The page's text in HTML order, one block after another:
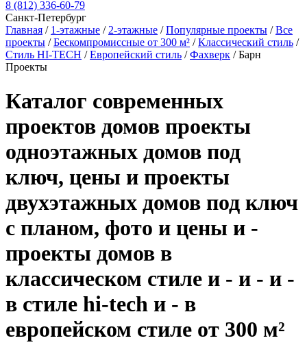
8 (812) 336-60-79
Санкт-Петербург
Главная / 1-этажные / 2-этажные /Популярные проекты /Все
проекты /Бескомпромиссные от 300 м² /Классический стиль /
Стиль HI-TECH /Европейский стиль /Фахверк /Барн
Проекты
Каталог современных
проектов домов проекты
одноэтажных домов под
ключ, цены и проекты
двухэтажных домов под ключ
с планом, фото и цены и -
проекты домов в
классическом стиле и - и - и -
в стиле hi-tech и - в
европейском стиле от 300 м²